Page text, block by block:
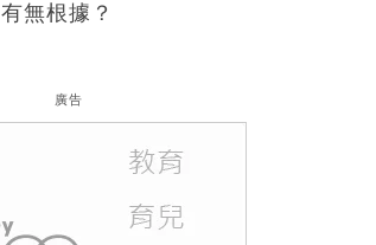
有無根據？
廣告